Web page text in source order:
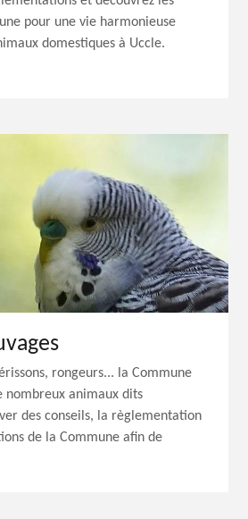
pour une vie harmonieuse
domestiques à Uccle.
rongeurs... la Commune
nombreux animaux dits
des conseils, la règlementation
de la Commune afin de